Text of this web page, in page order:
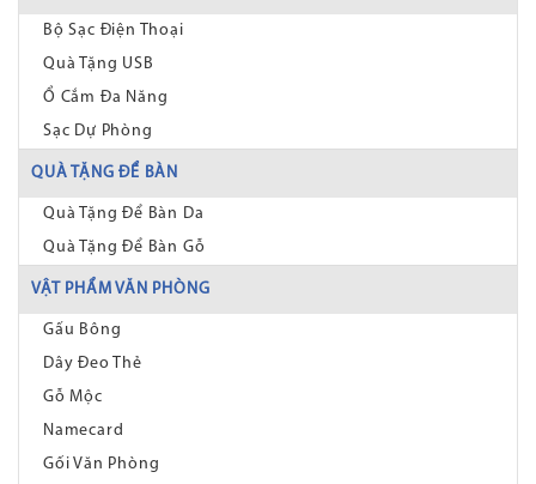
Bộ Sạc Điện Thoại
Quà Tặng USB
Ổ Cắm Đa Năng
Sạc Dự Phòng
QUÀ TẶNG ĐỂ BÀN
Quà Tặng Để Bàn Da
Quà Tặng Để Bàn Gỗ
VẬT PHẨM VĂN PHÒNG
Gấu Bông
Dây Đeo Thẻ
Gỗ Mộc
Namecard
Gối Văn Phòng